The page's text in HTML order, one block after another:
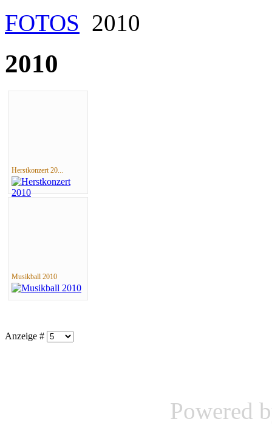
FOTOS 2010
2010
Herstkonzert 20...
Musikball 2010
Anzeige #
Powered